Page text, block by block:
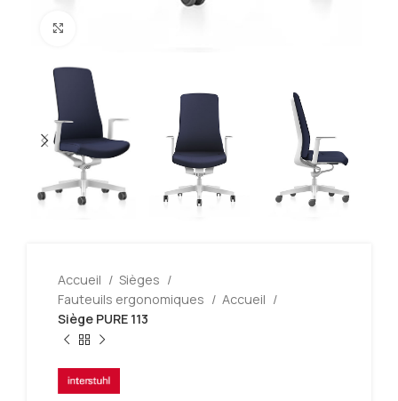
Accueil
Sièges
Fauteuils ergonomiques
Accueil
Siège PURE 113